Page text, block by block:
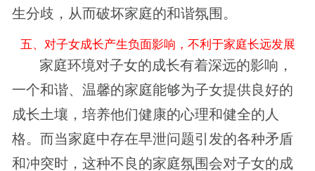
生分歧，从而破坏家庭的和谐氛围。
五、对子女成长产生负面影响，不利于家庭长远发展
家庭环境对子女的成长有着深远的影响，
一个和谐、温馨的家庭能够为子女提供良好的
成长土壤，培养他们健康的心理和健全的人
格。而当家庭中存在早泄问题引发的各种矛盾
和冲突时，这种不良的家庭氛围会对子女的成